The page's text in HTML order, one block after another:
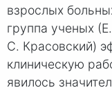
взрослых
группа ученых
С. Красовский)
клиническую
явилось